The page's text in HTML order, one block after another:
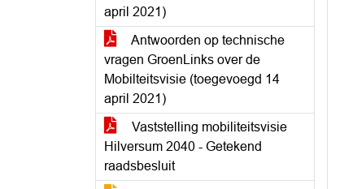
april 2021)
Antwoorden op technische
vragen GroenLinks over de
Mobilteitsvisie (toegevoegd 14
april 2021)
Vaststelling mobiliteitsvisie
Hilversum 2040 - Getekend
raadsbesluit